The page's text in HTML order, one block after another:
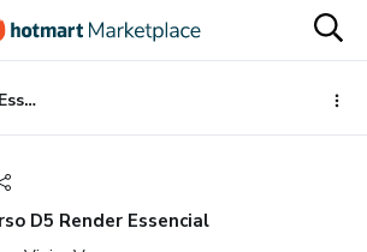
Curso D5 Render Essencial
D5 Render Essencial